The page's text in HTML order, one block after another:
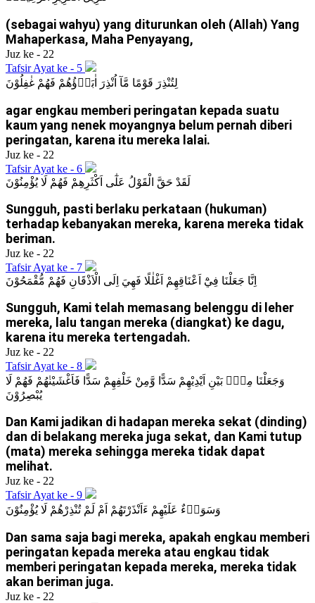
(sebagai wahyu) yang diturunkan oleh (Allah) Yang
Mahaperkasa, Maha Penyayang,
Juz ke - 22
Tafsir Ayat ke - 5
لِتُنْذِرَ قَوْمًا مَّآ اُنْذِرَ اٰبَاۤؤُهُمْ فَهُمْ غٰفِلُوْنَ
agar engkau memberi peringatan kepada suatu
kaum yang nenek moyangnya belum pernah diberi
peringatan, karena itu mereka lalai.
Juz ke - 22
Tafsir Ayat ke - 6
لَقَدْ حَقَّ الْقَوْلُ عَلٰٓى اَكْثَرِهِمْ فَهُمْ لَا يُؤْمِنُوْنَ
Sungguh, pasti berlaku perkataan (hukuman)
terhadap kebanyakan mereka, karena mereka tidak
beriman.
Juz ke - 22
Tafsir Ayat ke - 7
اِنَّا جَعَلْنَا فِيْٓ اَعْنَاقِهِمْ اَغْلٰلًا فَهِيَ اِلَى الْاَذْقَانِ فَهُمْ مُّقْمَحُوْنَ
Sungguh, Kami telah memasang belenggu di leher
mereka, lalu tangan mereka (diangkat) ke dagu,
karena itu mereka tertengadah.
Juz ke - 22
Tafsir Ayat ke - 8
وَجَعَلْنَا مِنْۢ بَيْنِ اَيْدِيْهِمْ سَدًّا وَّمِنْ خَلْفِهِمْ سَدًّا فَاَغْشَيْنٰهُمْ فَهُمْ لَا
يُبْصِرُوْنَ
Dan Kami jadikan di hadapan mereka sekat (dinding)
dan di belakang mereka juga sekat, dan Kami tutup
(mata) mereka sehingga mereka tidak dapat
melihat.
Juz ke - 22
Tafsir Ayat ke - 9
وَسَوَاۤءٌ عَلَيْهِمْ ءَاَنْذَرْتَهُمْ اَمْ لَمْ تُنْذِرْهُمْ لَا يُؤْمِنُوْنَ
Dan sama saja bagi mereka, apakah engkau memberi
peringatan kepada mereka atau engkau tidak
memberi peringatan kepada mereka, mereka tidak
akan beriman juga.
Juz ke - 22